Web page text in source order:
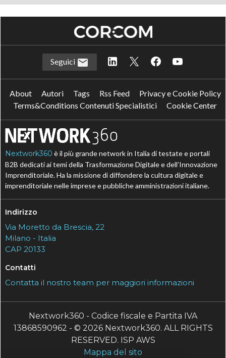
Seguici
About Autori Tags Rss Feed
Privacy e Cookie Policy
Terms&Conditions Contenuti Specialistici
Cookie Center
Nextwork360 è il più grande network in Italia di testate e portali
B2B dedicati ai temi della Trasformazione Digitale e dell’Innovazione
Imprenditoriale. Ha la missione di diffondere la cultura digitale e
imprenditoriale nelle imprese e pubbliche amministrazioni italiane.
Indirizzo
Via Moretto da Brescia, 22
Milano - Italia
CAP 20133
Contatti
Contatta il nostro team per maggiori informazioni
Nextwork360 - Codice fiscale e Partita IVA
13868590962 - © 2026 Nextwork360. ALL RIGHTS
RESERVED. ISP AWS
Mappa del sito